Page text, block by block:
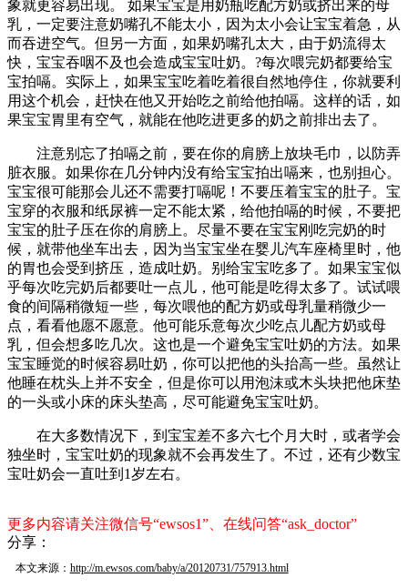
象就更容易出现。 如果宝宝是用奶瓶吃配方奶或挤出来的母
乳，一定要注意奶嘴孔不能太小，因为太小会让宝宝着急，从
而吞进空气。但另一方面，如果奶嘴孔太大，由于奶流得太
快，宝宝吞咽不及也会造成宝宝吐奶。?每次喂完奶都要给宝
宝拍嗝。实际上，如果宝宝吃着吃着很自然地停住，你就要利
用这个机会，赶快在他又开始吃之前给他拍嗝。这样的话，如
果宝宝胃里有空气，就能在他吃进更多的奶之前排出去了。
注意别忘了拍嗝之前，要在你的肩膀上放块毛巾，以防弄
脏衣服。如果你在几分钟内没有给宝宝拍出嗝来，也别担心。
宝宝很可能那会儿还不需要打嗝呢！不要压着宝宝的肚子。宝
宝穿的衣服和纸尿裤一定不能太紧，给他拍嗝的时候，不要把
宝宝的肚子压在你的肩膀上。尽量不要在宝宝刚吃完奶的时
候，就带他坐车出去，因为当宝宝坐在婴儿汽车座椅里时，他
的胃也会受到挤压，造成吐奶。别给宝宝吃多了。如果宝宝似
乎每次吃完奶后都要吐一点儿，他可能是吃得太多了。试试喂
食的间隔稍微短一些，每次喂他的配方奶或母乳量稍微少一
点，看看他愿不愿意。他可能乐意每次少吃点儿配方奶或母
乳，但会想多吃几次。这也是一个避免宝宝吐奶的方法。如果
宝宝睡觉的时候容易吐奶，你可以把他的头抬高一些。虽然让
他睡在枕头上并不安全，但是你可以用泡沫或木头块把他床垫
的一头或小床的床头垫高，尽可能避免宝宝吐奶。
在大多数情况下，到宝宝差不多六七个月大时，或者学会
独坐时，宝宝吐奶的现象就不会再发生了。不过，还有少数宝
宝吐奶会一直吐到1岁左右。
更多内容请关注微信号“ewsos1”、在线问答“ask_doctor”
分享：
本文来源： http://m.ewsos.com/baby/a/20120731/757913.html